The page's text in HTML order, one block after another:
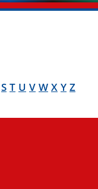
S T U V W X Y Z